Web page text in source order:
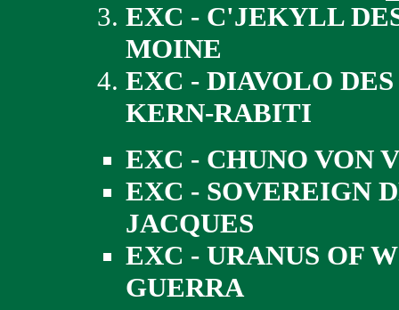
EXC - C'JEKYLL
MOINE
EXC - DIAVOLO
KERN-RABITI
EXC - CHUNO VON
EXC - SOVEREIGN
JACQUES
EXC - URANUS OF
GUERRA